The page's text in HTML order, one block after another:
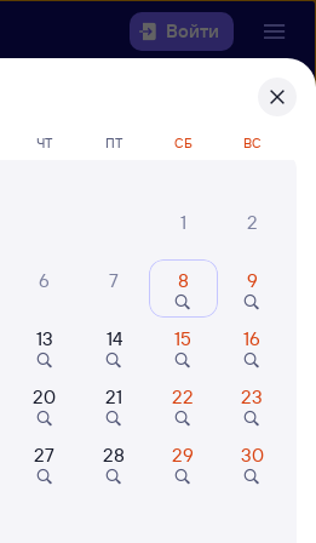
Войти
найти
— Вольск-2
поезда
ЧТ ПТ СБ ВС
1
2
6 7 8 9
13 14 15 16
20 21 22 23
27 28 29 30